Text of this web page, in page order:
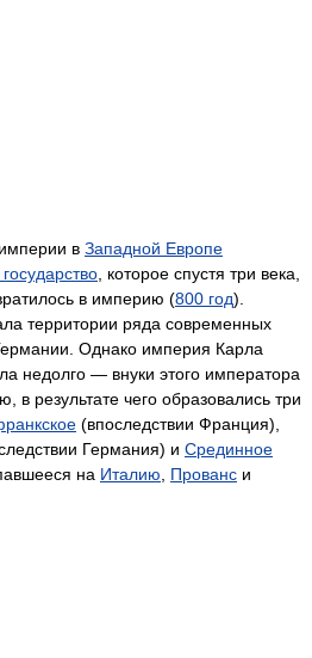
в Западной Европе
, которое спустя три века,
в империю (800 год).
территории ряда современных
Однако империя Карла
недолго — внуки этого императора
в результате чего образовались три
(впоследствии Франция),
Германия) и Срединное
на Италию Прованс и